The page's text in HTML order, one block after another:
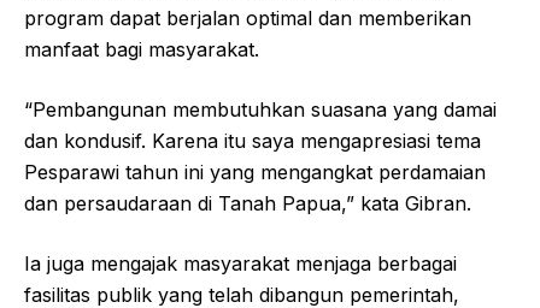
program dapat berjalan optimal dan memberikan
manfaat bagi masyarakat.
“Pembangunan membutuhkan suasana yang damai
dan kondusif. Karena itu saya mengapresiasi tema
Pesparawi tahun ini yang mengangkat perdamaian
dan persaudaraan di Tanah Papua,” kata Gibran.
Ia juga mengajak masyarakat menjaga berbagai
fasilitas publik yang telah dibangun pemerintah,